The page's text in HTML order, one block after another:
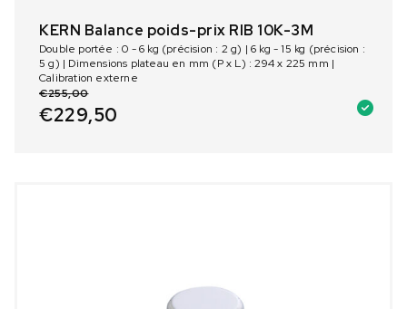
KERN Balance poids-prix RIB 10K-3M
Double portée : 0 - 6 kg (précision : 2 g) | 6 kg - 15 kg (précision :
5 g) | Dimensions plateau en mm (P x L) : 294 x 225 mm |
Calibration externe
€255,00
€229,50